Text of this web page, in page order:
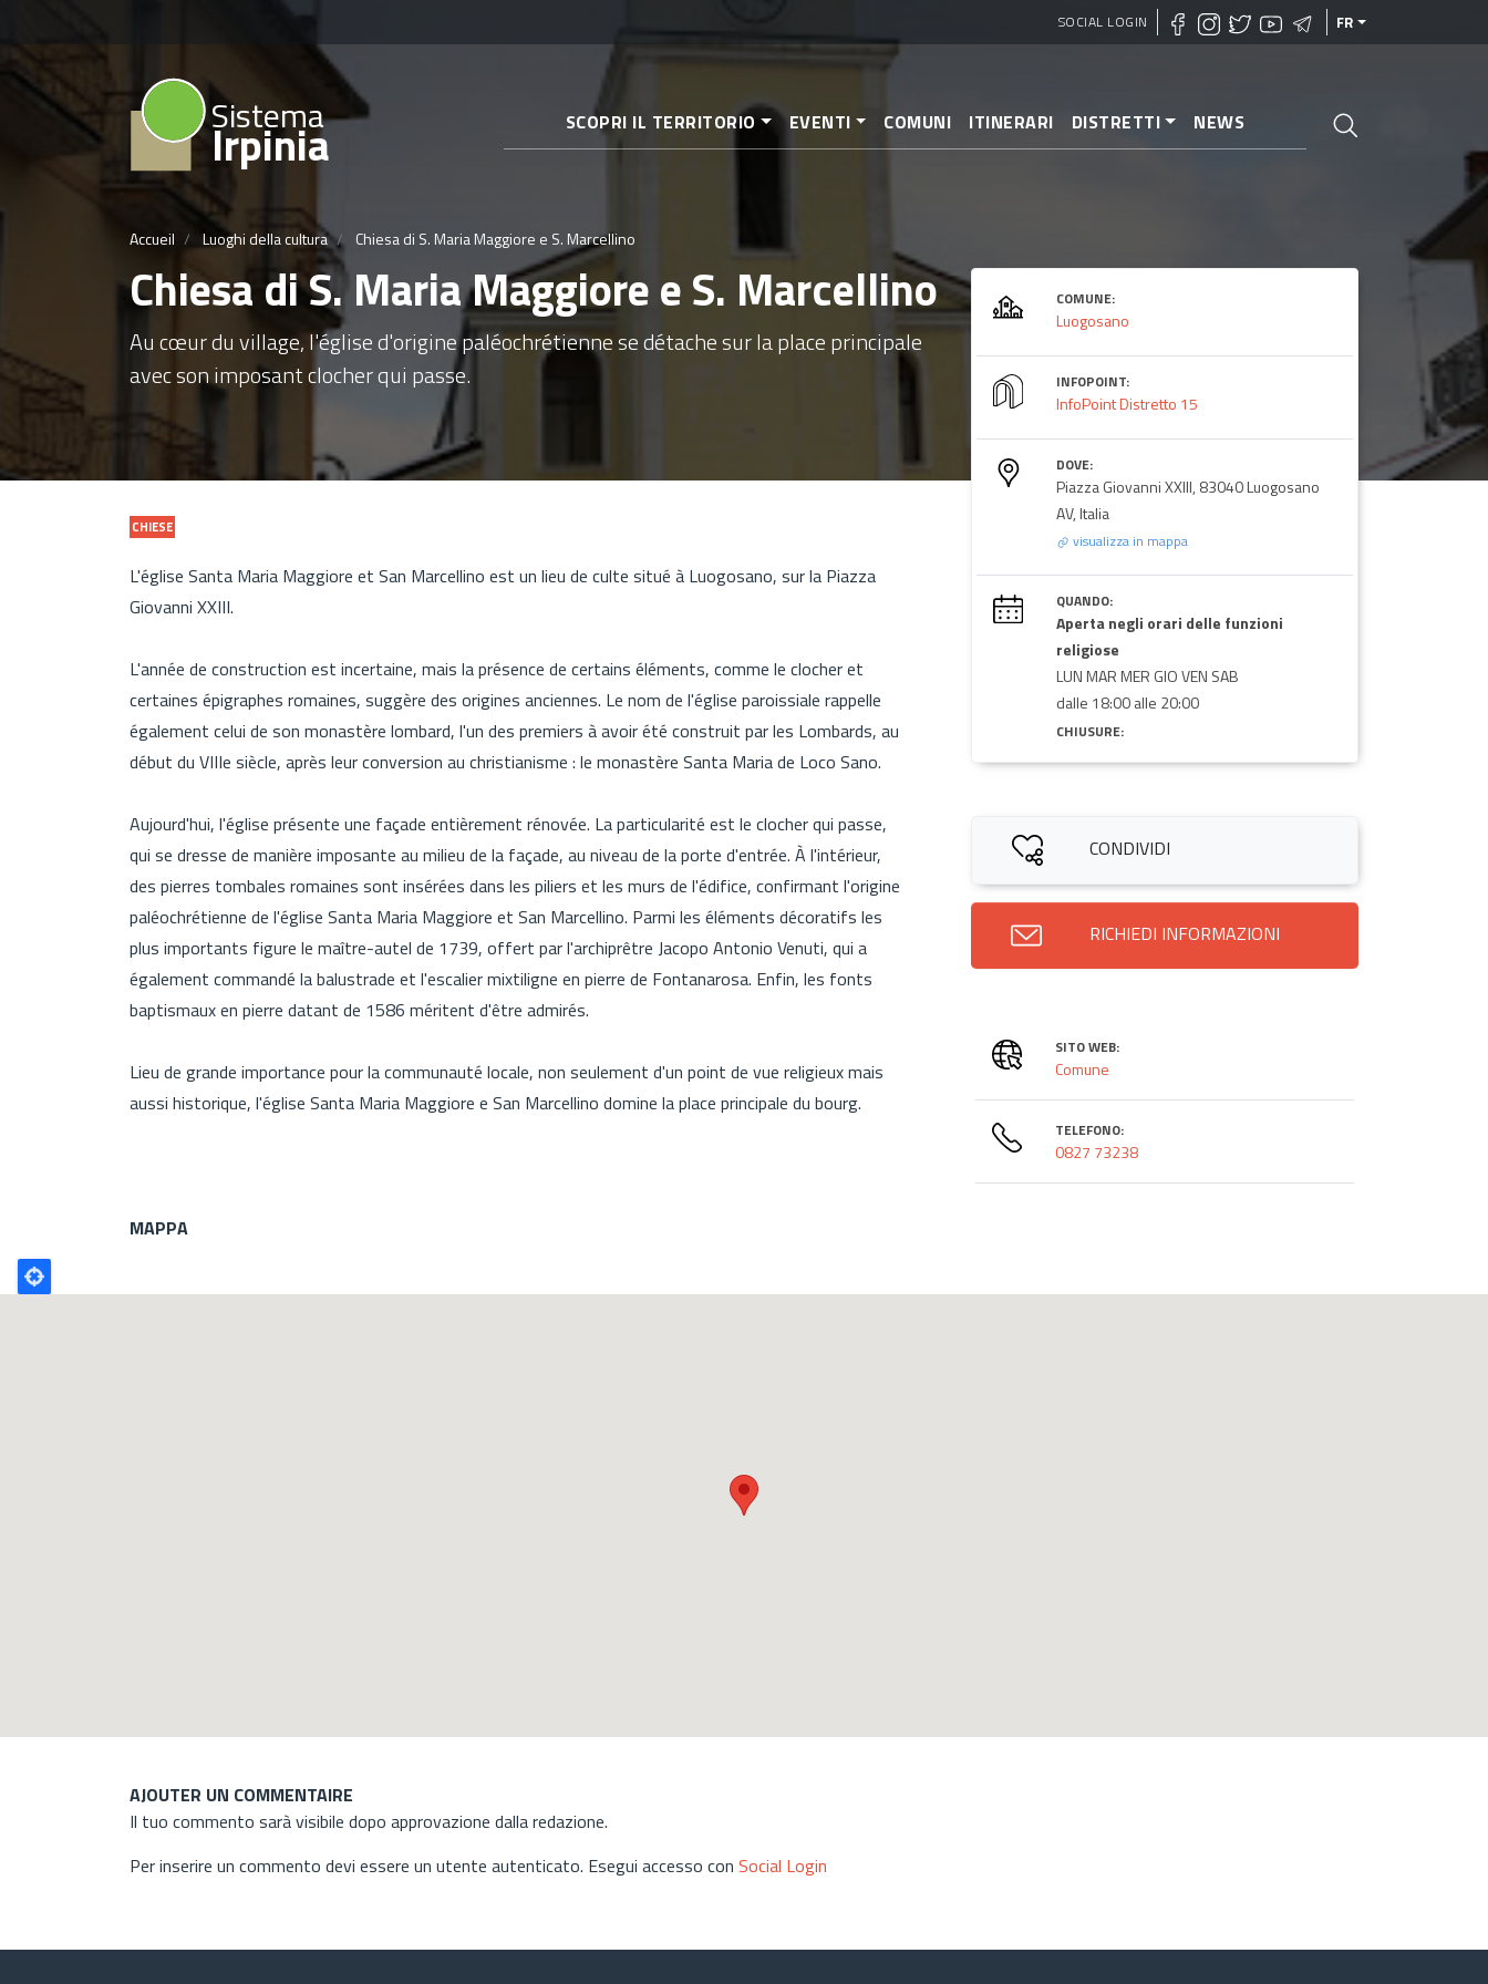
au
SOCIAL LOGIN FR
Sistema
Irpinia SCOPRI IL TERRITORIO EVENTI COMUNI ITINERARI DISTRETTI NEWS
Accueil Luoghi della cultura Chiesa di S. Maria Maggiore e S. Marcellino
Chiesa di S. Maria Maggiore e S. Marcellino
Au cœur du village, l'église d'origine paléochrétienne se détache sur la place principale
avec son imposant clocher qui passe.
CHIESE
L'église Santa Maria Maggiore et San Marcellino est un lieu de culte situé à Luogosano, sur la Piazza
Giovanni XXIII.
L'année de construction est incertaine, mais la présence de certains éléments, comme le clocher et
certaines épigraphes romaines, suggère des origines anciennes. Le nom de l'église paroissiale rappelle
également celui de son monastère lombard, l'un des premiers à avoir été construit par les Lombards, au
début du VIIIe siècle, après leur conversion au christianisme : le monastère Santa Maria de Loco Sano.
Aujourd'hui, l'église présente une façade entièrement rénovée. La particularité est le clocher qui passe,
qui se dresse de manière imposante au milieu de la façade, au niveau de la porte d'entrée. À l'intérieur,
des pierres tombales romaines sont insérées dans les piliers et les murs de l'édifice, confirmant l'origine
paléochrétienne de l'église Santa Maria Maggiore et San Marcellino. Parmi les éléments décoratifs les
plus importants figure le maître-autel de 1739, offert par l'archiprêtre Jacopo Antonio Venuti, qui a
également commandé la balustrade et l'escalier mixtiligne en pierre de Fontanarosa. Enfin, les fonts
baptismaux en pierre datant de 1586 méritent d'être admirés.
Lieu de grande importance pour la communauté locale, non seulement d'un point de vue religieux mais
aussi historique, l'église Santa Maria Maggiore e San Marcellino domine la place principale du bourg.
COMUNE:
Luogosano
INFOPOINT:
InfoPoint Distretto 15
DOVE:
Piazza Giovanni XXIII, 83040 Luogosano
AV, Italia
visualizza in mappa
QUANDO:
Aperta negli orari delle funzioni
religiose
LUN MAR MER GIO VEN SAB
dalle 18:00 alle 20:00
CHIUSURE:
CONDIVIDI
RICHIEDI INFORMAZIONI
SITO WEB:
Comune
TELEFONO:
0827 73238
MAPPA
Poligono
GEO
AJOUTER UN COMMENTAIRE
Il tuo commento sarà visibile dopo approvazione dalla redazione.
Per inserire un commento devi essere un utente autenticato. Esegui accesso con Social Login